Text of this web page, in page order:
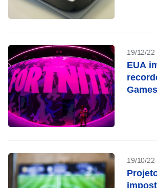
19/12/22
EUA
Games
19/10/22